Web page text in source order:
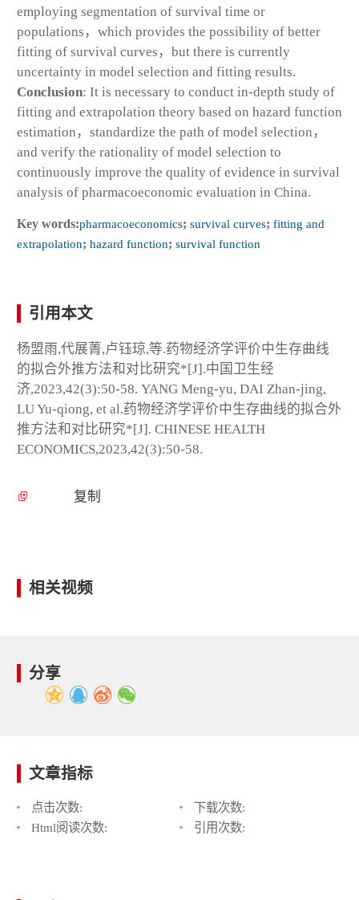
employing segmentation of survival time or
populations，which provides the possibility of better
fitting of survival curves，but there is currently
uncertainty in model selection and fitting results.
Conclusion: It is necessary to conduct in-depth study of
fitting and extrapolation theory based on hazard function
estimation，standardize the path of model selection，
and verify the rationality of model selection to
continuously improve the quality of evidence in survival
analysis of pharmacoeconomic evaluation in China.
Key words:pharmacoeconomics; survival curves; fitting and
extrapolation; hazard function; survival function
引用本文
杨盟雨,代展菁,卢钰琼,等.药物经济学评价中生存曲线
的拟合外推方法和对比研究*[J].中国卫生经
济,2023,42(3):50-58. YANG Meng-yu, DAI Zhan-jing,
LU Yu-qiong, et al.药物经济学评价中生存曲线的拟合外
推方法和对比研究*[J]. CHINESE HEALTH
ECONOMICS,2023,42(3):50-58.
复制
相关视频
分享
文章指标
点击次数:
下载次数:
Html阅读次数:
引用次数: